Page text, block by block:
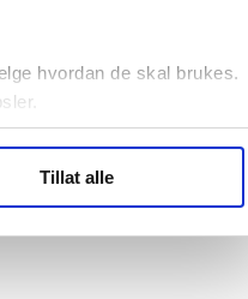
hvordan de skal brukes.
statistikk.
Tillat alle